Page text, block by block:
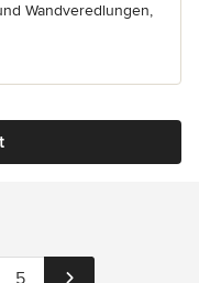
Wandveredlungen,